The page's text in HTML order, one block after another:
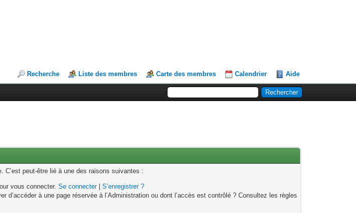
Recherche Liste des membres Carte des membres Calendrier Aide
C’est peut-être lié à une des raisons suivantes :
vous connecter.Se connecter|S’enregistrer ?
d’accéder à une page réservée à l’Administration ou dont l’accès est contrôlé ? Consultez les règles